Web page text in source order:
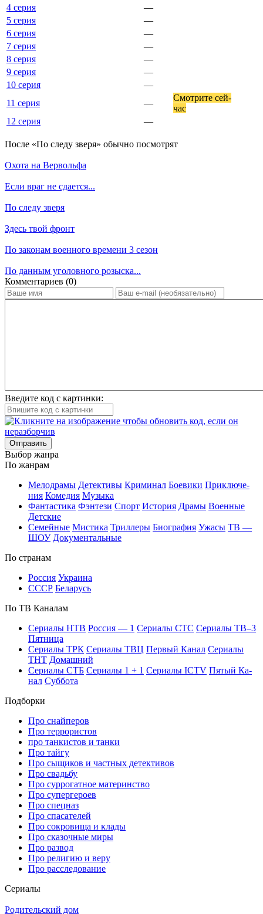
4 серия
—
5 серия
—
6 серия
—
7 серия
—
8 серия
—
9 серия
—
10 серия
—
11 серия
—
Смот­ри­те сей­
час
12 серия
—
По­сле «По следу зверя» обыч­но по­смот­рят
Охота на Вервольфа
Если враг не сдается...
По следу зверя
Здесь твой фронт
По законам военного времени 3 сезон
По данным уголовного розыска...
Ком­мен­та­ри­ев (0)
Введите код с картинки:
Отправить
Вы­бор жан­ра
По жан­рам
Ме­ло­дра­мы Де­тек­ти­вы Кри­ми­нал Бое­ви­ки При­клю­че­
ния Ко­ме­дия Му­зы­ка
Фан­та­сти­ка Фэн­те­зи Спорт Ис­то­рия Дра­мы Во­ен­ные
Дет­ские
Се­мей­ные Мис­ти­ка Трил­ле­ры Био­гра­фия Ужа­сы ТВ —
ШОУ До­ку­мен­таль­ные
По стра­нам
Рос­сия Ук­раи­на
СССР Бе­ла­русь
По ТВ Ка­на­лам
Се­риа­лы НТВ Рос­сия — 1 Се­риа­лы СТС Се­риа­лы ТВ–3
Пят­ни­ца
Се­риа­лы ТРК Се­риа­лы ТВЦ Пер­вый Ка­нал Се­риа­лы
ТНТ До­маш­ний
Се­риа­лы СТБ Се­риа­лы 1 + 1 Се­риа­лы ICTV Пя­тый Ка­
нал Суб­бо­та
Подборки
Про снайперов
Про террористов
про танкистов и танки
Про тайгу
Про сыщиков и частных детективов
Про свадьбу
Про суррогатное материнство
Про супергероев
Про спецназ
Про спасателей
Про сокровища и клады
Про сказочные миры
Про развод
Про религию и веру
Про расследование
Се­риа­лы
Родительский дом